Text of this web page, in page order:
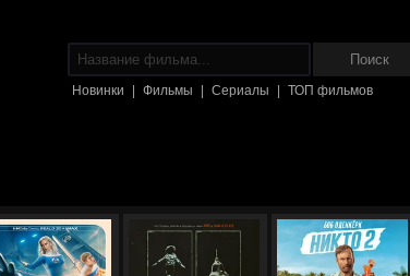
Новинки Фильмы Сериалы ТОП фильмов